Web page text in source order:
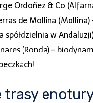
Ordoñez & Co
de Mollina (Mollina)
spółdzielnia w Andaluzji)
(Ronda) –
trasy